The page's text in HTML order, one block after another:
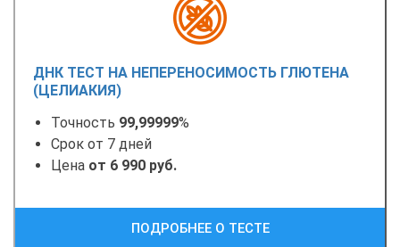
ДНК ТЕСТ НА НЕПЕРЕНОСИМОСТЬ ГЛЮТЕНА
(ЦЕЛИАКИЯ)
Точность 99,99999%
Срок от 7 дней
Цена от 6 990 руб.
ПОДРОБНЕЕ О ТЕСТЕ